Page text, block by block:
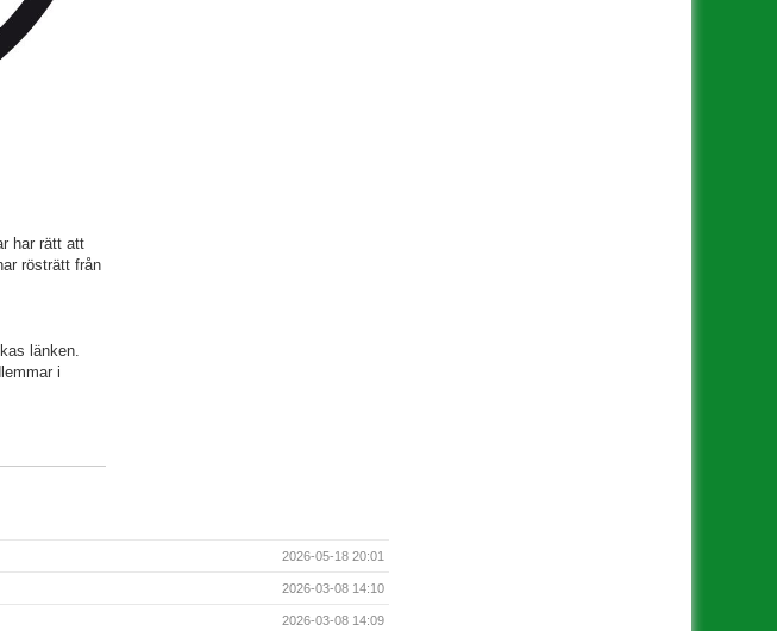
har rätt att
rösträtt från
länken.
i
2026-05-18 20:01
2026-03-08 14:10
2026-03-08 14:09